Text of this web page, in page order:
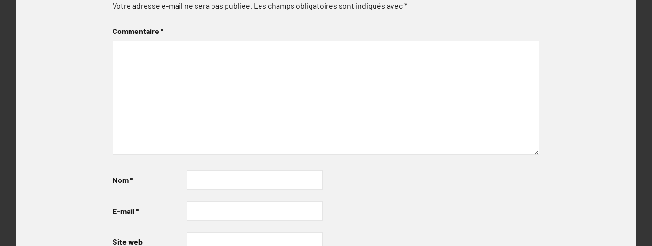
Votre adresse e-mail ne sera pas publiée. Les champs obligatoires sont indiqués avec*
Commentaire*
Nom*
E-mail *
Site web